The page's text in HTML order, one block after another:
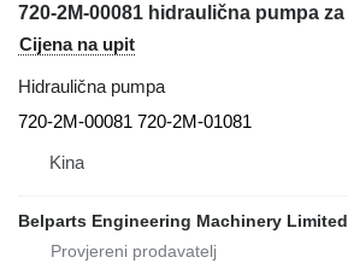
Cijena na upit
Hidraulična pumpa
720-2M-00081 720-2M-01081
Kina
Belparts Engineering Machinery Limited